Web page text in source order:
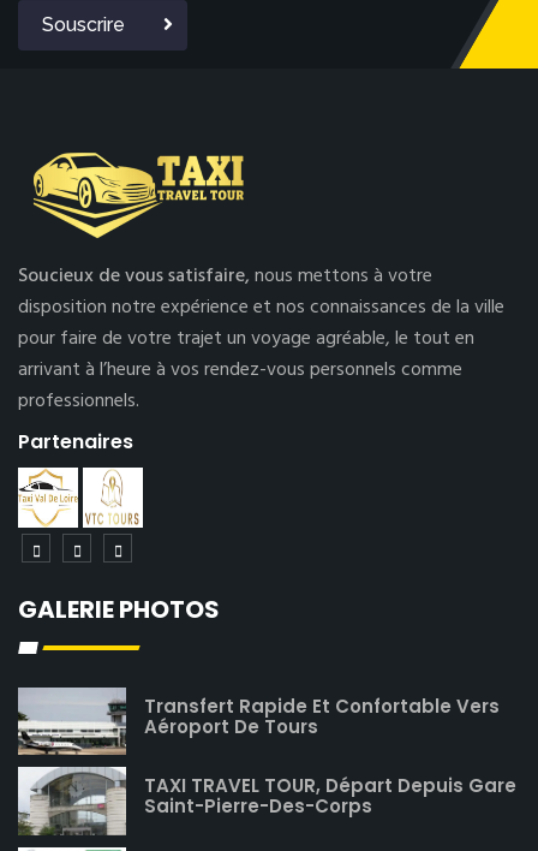
Souscrire
Soucieux de vous satisfaire,nous mettons à votre
disposition notre expérience et nos connaissances de la ville
pour faire de votre trajet un voyage agréable, le tout en
arrivant à l’heure à vos rendez-vous personnels comme
professionnels.
Partenaires
GALERIE PHOTOS
Transfert Rapide Et Confortable Vers
Aéroport De Tours
TAXI TRAVEL TOUR, Départ Depuis Gare
Saint-Pierre-Des-Corps